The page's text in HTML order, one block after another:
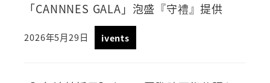
「CANNNES GALA」泡盛『守禮』提供
2026年5月29日 ivents